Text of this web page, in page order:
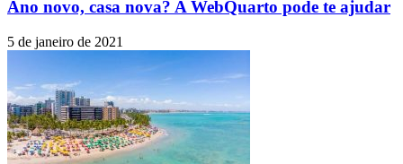
Ano novo, casa nova? A WebQuarto pode te ajudar
5 de janeiro de 2021